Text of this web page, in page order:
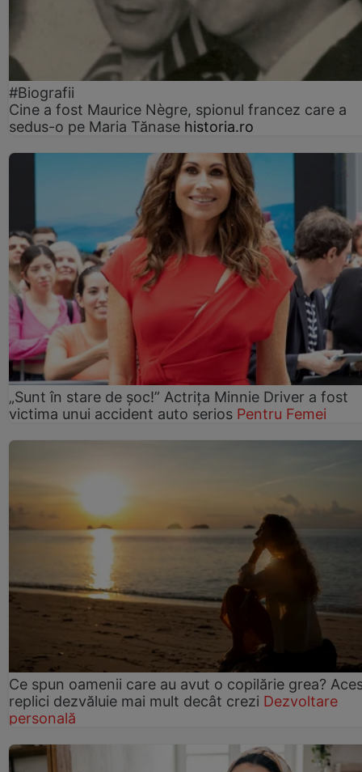
#Biografii
Cine a fost Maurice Nègre, spionul francez care a
sedus-o pe Maria Tănase historia.ro
„Sunt în stare de șoc!” Actrița Minnie Driver a fost
victima unui accident auto serios Pentru Femei
Ce spun oamenii care au avut o copilărie grea?
replici dezvăluie mai mult decât crezi Dezvoltare
personală